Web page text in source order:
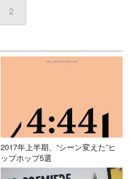
2
2017年上半期、“シーン変えた”ヒ
ップホップ5選